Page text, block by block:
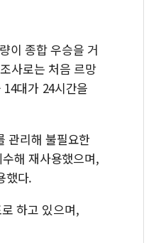
이 종합 우승을 거
사로는 처음 르망
대가 24시간을
관리해 불필요한
해 재사용했으며,
했다.
하고 있으며,